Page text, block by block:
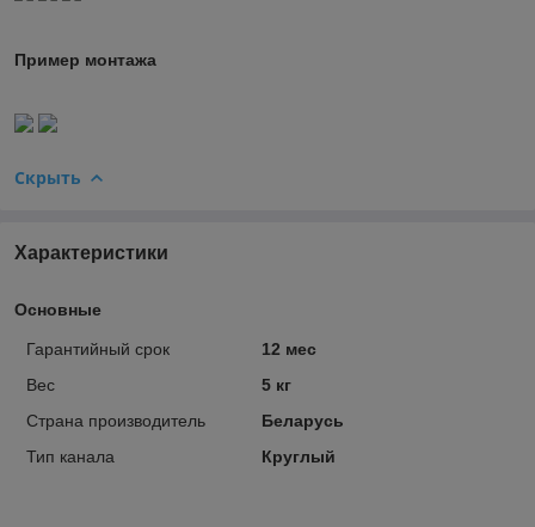
Пример монтажа
Скрыть
Характеристики
Основные
Гарантийный срок
12 мес
Вес
5 кг
Страна производитель
Беларусь
Тип канала
Круглый